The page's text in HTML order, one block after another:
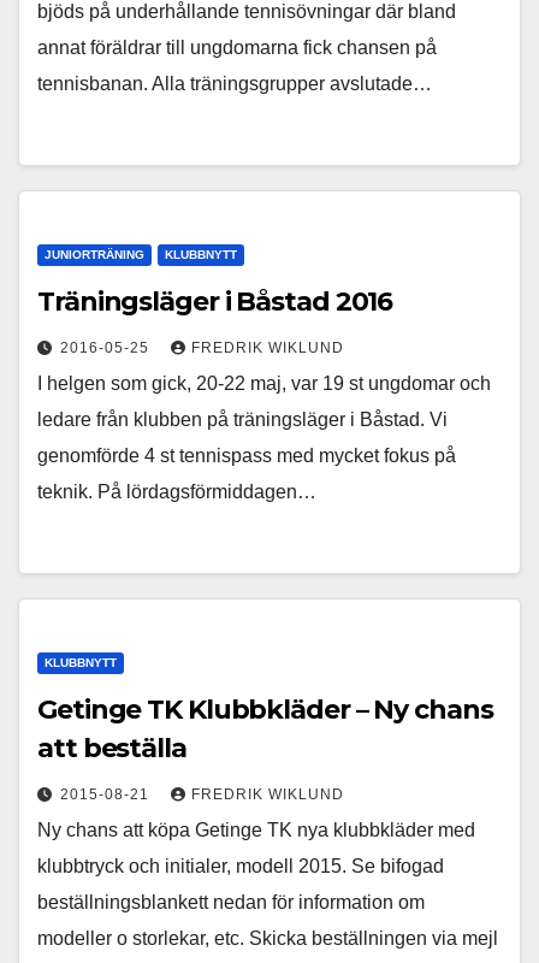
bjöds på underhållande tennisövningar där bland
annat föräldrar till ungdomarna fick chansen på
tennisbanan. Alla träningsgrupper avslutade…
JUNIORTRÄNING KLUBBNYTT
Träningsläger i Båstad 2016
2016-05-25 FREDRIK WIKLUND
I helgen som gick, 20-22 maj, var 19 st ungdomar och
ledare från klubben på träningsläger i Båstad. Vi
genomförde 4 st tennispass med mycket fokus på
teknik. På lördagsförmiddagen…
KLUBBNYTT
Getinge TK Klubbkläder – Ny chans
att beställa
2015-08-21 FREDRIK WIKLUND
Ny chans att köpa Getinge TK nya klubbkläder med
klubbtryck och initialer, modell 2015. Se bifogad
beställningsblankett nedan för information om
modeller o storlekar, etc. Skicka beställningen via mejl